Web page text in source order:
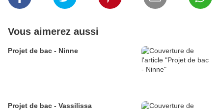
Vous aimerez aussi
Projet de bac - Ninne
Projet de bac - Vassilissa